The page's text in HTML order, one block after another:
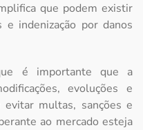
que podem existir
e indenização por danos
é importante que a
evoluções e
multas, sanções e
ao mercado esteja